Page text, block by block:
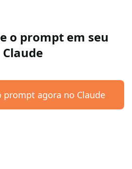
o prompt em seu
Claude
prompt agora no Claude